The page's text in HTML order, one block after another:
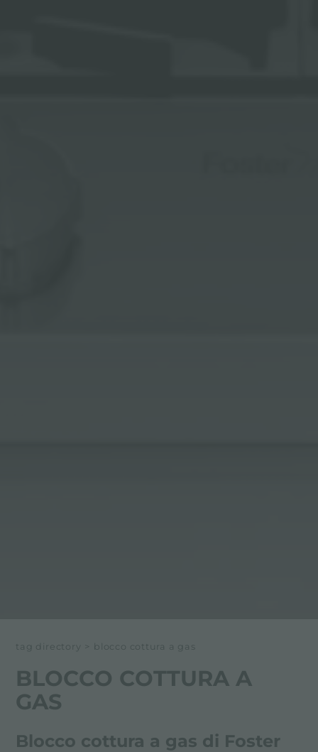
tag directory > blocco cottura a gas
BLOCCO COTTURA A
GAS
Blocco cottura a gas di Foster